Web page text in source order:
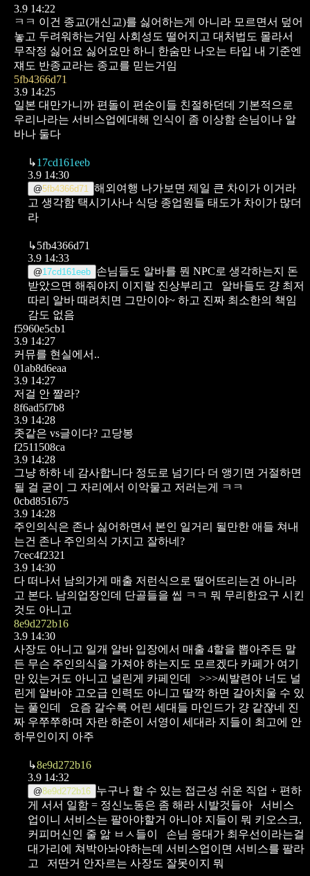
3.9 14:22
ㅋㅋ 이건 종교(개신교)를 싫어하는게 아니라 모르면서 덮어
놓고 두려워하는거임 사회성도 떨어지고 대처법도 몰라서
무작정 싫어요 싫어요만 하니 한숨만 나오는 타입 내 기준엔
쟤도 반종교라는 종교를 믿는거임
5fb4366d71
3.9 14:25
일본 대만가니까 편돌이 편순이들 친절하던데 기본적으로
우리나라는 서비스업에대해 인식이 좀 이상함 손님이나 알
바나 둘다
↳17cd161eeb
3.9 14:30
@5fb4366d71
해외여행 나가보면 제일 큰 차이가 이거라
고 생각함 택시기사나 식당 종업원들 태도가 차이가 많더
라
↳5fb4366d71
3.9 14:33
@17cd161eeb 손님들도 알바를 뭔 NPC로 생각하는지 돈
받았으면 해줘야지 이지랄 진상부리고
알바들도 걍 최저
따리 알바 때려치면 그만이야~ 하고 진짜 최소한의 책임
감도 없음
f5960e5cb1
3.9 14:27
커뮤를 현실에서..
01ab8d6eaa
3.9 14:27
저걸 안 짤라?
8f6ad5f7b8
3.9 14:28
좃같은 vs글이다? 고당봉
f2511508ca
3.9 14:28
그냥 하하 네 감사합니다 정도로 넘기다 더 앵기면 거절하면
될 걸 굳이 그 자리에서 이악물고 저러는게 ㅋㅋ
0cbd851675
3.9 14:28
주인의식은 존나 싫어하면서 본인 일거리 될만한 애들 쳐내
는건 존나 주인의식 가지고 잘하네?
7cec4f2321
3.9 14:30
다 떠나서 남의가게 매출 저런식으로 떨어뜨리는건 아니라
고 본다. 남의업장인데 단골들을 씹 ㅋㅋ 뭐 무리한요구 시킨
것도 아니고
8e9d272b16
3.9 14:30
사장도 아니고 일개 알바 입장에서 매출 4할을 뽑아주든 말
든 무슨 주인의식을 가져야 하는지도 모르겠다 카페가 여기
만 있는거도 아니고 널린게 카페인데
>>>씨발련아 너도 널
린게 알바야 고오급 인력도 아니고 딸깍 하면 갈아치울 수 있
는 풀인데
요즘 갈수록 어린 세대들 마인드가 걍 같잖네 진
짜 우쭈쭈하며 자란 하준이 서영이 세대라 지들이 최고에 안
하무인이지 아주
↳8e9d272b16
3.9 14:32
@8e9d272b16 누구나 할 수 있는 접근성 쉬운 직업 + 편하
게 서서 일함 = 정신노동은 좀 해라 시발것들아
서비스
업이니 서비스는 팔아야할거 아니야 지들이 뭐 키오스크,
커피머신인 줄 앎 ㅂㅅ들이
손님 응대가 최우선이라는걸
대가리에 쳐박아놔야하는데 서비스업이면 서비스를 팔라
고
저딴거 안자르는 사장도 잘못이지 뭐